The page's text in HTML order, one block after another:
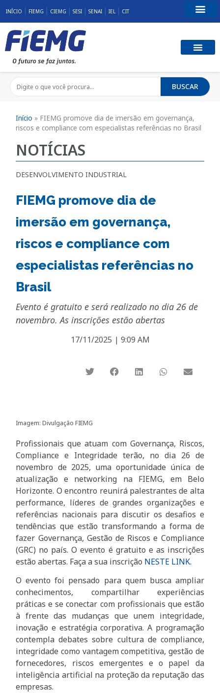
INÍCIO FIEMG CIEMG SESI SENAI IEL CIT
BUSCAR
Início » FIEMG promove dia de imersão em governança,
riscos e compliance com especialistas referências no Brasil
NOTÍCIAS
DESENVOLVIMENTO INDUSTRIAL
FIEMG promove dia de
imersão em governança,
riscos e compliance com
especialistas referências no
Brasil
Evento é gratuito e será realizado no dia 26 de
novembro. As inscrições estão abertas
17/11/2025 | 9:09 AM
Imagem: Divulgação FIEMG
Profissionais que atuam com Governança, Riscos,
Compliance e Integridade terão, no dia 26 de
novembro de 2025, uma oportunidade única de
atualização e networking na FIEMG, em Belo
Horizonte. O encontro reunirá palestrantes de alta
performance, líderes de grandes organizações e
referências nacionais para discutir os desafios e
tendências que estão transformando a forma de
fazer Governança, Gestão de Riscos e Compliance
(GRC) no país. O evento é gratuito e as inscrições
estão abertas. Faça a sua inscrição NESTE LINK.
O evento foi pensado para quem busca ampliar
conhecimentos, compartilhar experiências
práticas e se conectar com profissionais que estão
à frente das mudanças que unem integridade,
inovação e estratégia corporativa. A programação
contempla debates sobre cultura de compliance,
integridade como vantagem competitiva, gestão de
fornecedores, riscos emergentes e o papel da
inteligência artificial na proteção da reputação das
empresas.